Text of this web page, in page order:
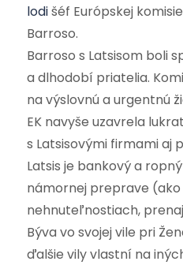
lodišéf Európskej
Barroso.
Barroso s Latsisom boli
a dlhodobí priatelia.
na výslovnú a urgentnú
EK navyše uzavrela
s Latsisovými firmami aj
Latsis je bankový a
námornej preprave (ako
nehnuteľnostiach,
Býva vo svojej vile pri
ďalšie vily vlastní na